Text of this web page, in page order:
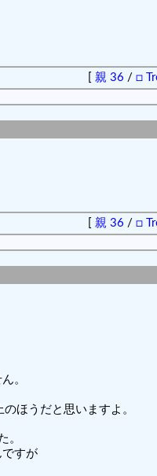
親 36 / □
親 36 / □
。
ほうだと思いますよ。
。
すが